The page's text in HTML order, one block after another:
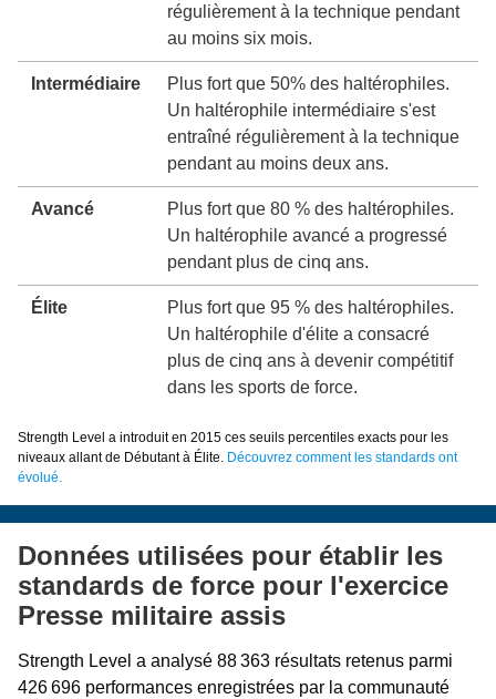
régulièrement à la technique pendant
au moins six mois.
Intermédiaire
Plus fort que 50% des haltérophiles.
Un haltérophile intermédiaire s'est
entraîné régulièrement à la technique
pendant au moins deux ans.
Avancé
Plus fort que 80 % des haltérophiles.
Un haltérophile avancé a progressé
pendant plus de cinq ans.
Élite
Plus fort que 95 % des haltérophiles.
Un haltérophile d'élite a consacré
plus de cinq ans à devenir compétitif
dans les sports de force.
Strength Level a introduit en 2015 ces seuils percentiles exacts pour les
niveaux allant de Débutant à Élite. Découvrez comment les standards ont
évolué.
Données utilisées pour établir les
standards de force pour l'exercice
Presse militaire assis
Strength Level a analysé 88 363 résultats retenus parmi
426 696 performances enregistrées par la communauté